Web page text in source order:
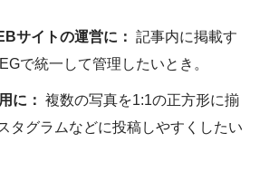
サイトの運営に： 記事内に掲載す
で統一して管理したいとき。
に： 複数の写真を1:1の正方形に揃
タグラムなどに投稿しやすくしたい